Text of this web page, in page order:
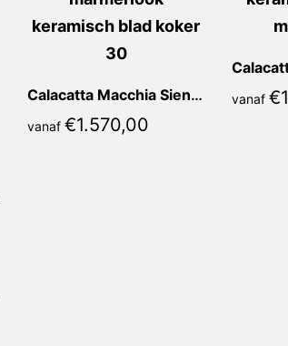
vanaf€1.570,00
vanaf€